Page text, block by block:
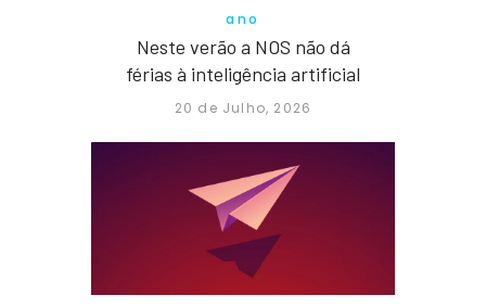
ano
Neste verão a NOS não dá
férias à inteligência artificial
20 de Julho, 2026